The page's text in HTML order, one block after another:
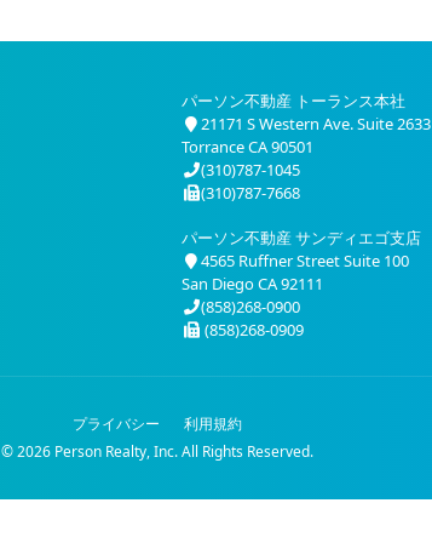
パーソン不動産 トーランス本社
21171 S Western Ave. Suite 2633
Torrance CA 90501
(310)787-1045
(310)787-7668
パーソン不動産 サンディエゴ支店
4565 Ruffner Street Suite 100
San Diego CA 92111
(858)268-0900
(858)268-0909
プライバシー
利用規約
© 2026 Person Realty, Inc. All Rights Reserved.